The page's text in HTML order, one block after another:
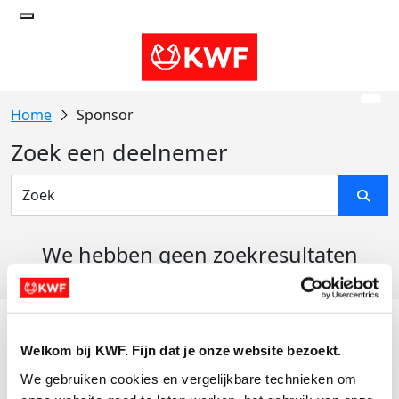
Welkom bij KWF. Fijn dat je onze website bezoekt.
We gebruiken cookies en vergelijkbare technieken om
Sponsor
Zoek een deelnemer
We hebben geen zoekresultaten
Actiematerialen
Evenementen